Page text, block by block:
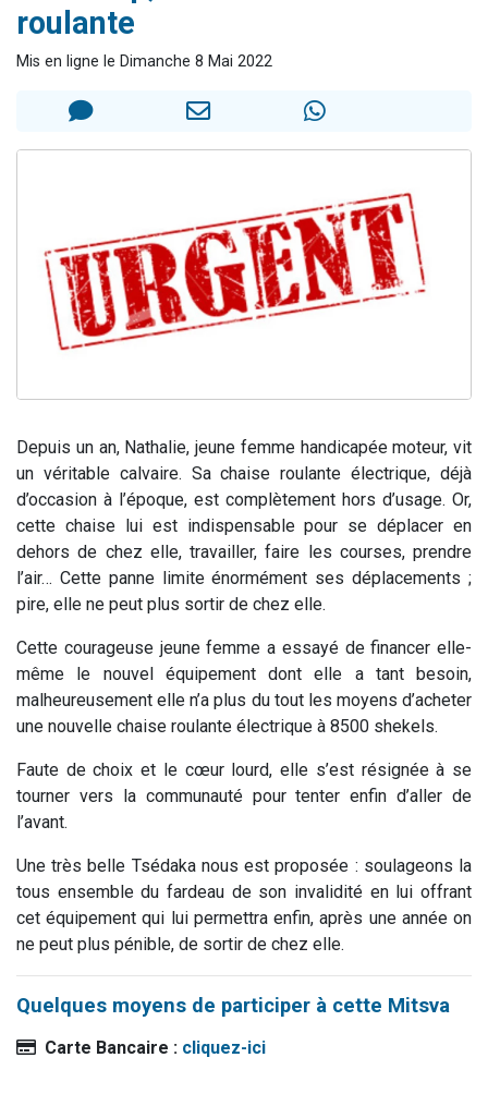
30 personnes viennent de faire un don pour Sauvez la jambe de Yohan
12 nouvelles musiques dans Torah-Box Music
29 personnes viennent de demander une bénédiction
roulante
Mis en ligne le Dimanche 8 Mai 2022
Depuis un an, Nathalie, jeune femme handicapée moteur, vit
un véritable calvaire. Sa chaise roulante électrique, déjà
d’occasion à l’époque, est complètement hors d’usage. Or,
cette chaise lui est indispensable pour se déplacer en
dehors de chez elle, travailler, faire les courses, prendre
l’air… Cette panne limite énormément ses déplacements ;
pire, elle ne peut plus sortir de chez elle.
Cette courageuse jeune femme a essayé de financer elle-
même le nouvel équipement dont elle a tant besoin,
malheureusement elle n’a plus du tout les moyens d’acheter
une nouvelle chaise roulante électrique à 8500 shekels.
Faute de choix et le cœur lourd, elle s’est résignée à se
tourner vers la communauté pour tenter enfin d’aller de
l’avant.
Une très belle Tsédaka nous est proposée : soulageons la
tous ensemble du fardeau de son invalidité en lui offrant
cet équipement qui lui permettra enfin, après une année on
ne peut plus pénible, de sortir de chez elle.
Quelques moyens de participer à cette Mitsva
Carte Bancaire : cliquez-ici